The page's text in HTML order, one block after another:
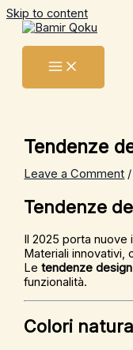
Skip to content
Tendenze
Leave a Comment /
Tendenze
Il 2025 porta nuove
Materiali innovativi,
Letendenze
funzionalità.
Colori